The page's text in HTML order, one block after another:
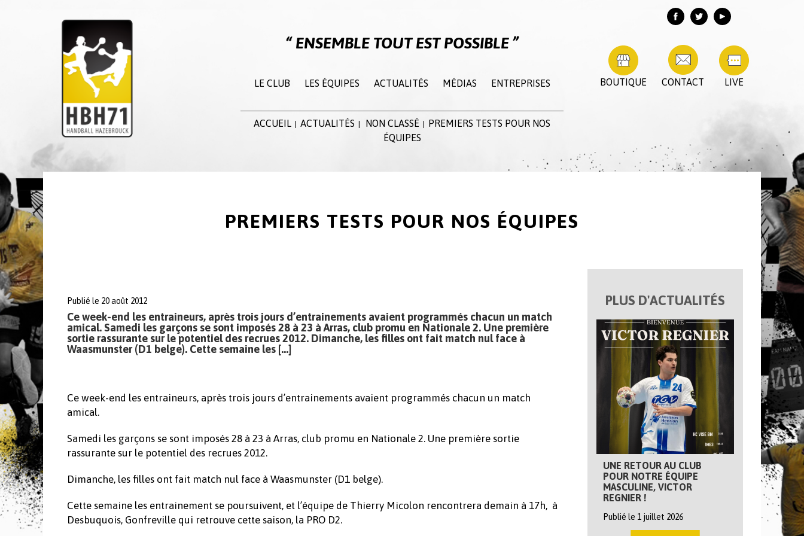
ENSEMBLE TOUT EST POSSIBLE
LE CLUB LES ÉQUIPES ACTUALITÉS MÉDIAS ENTREPRISES
ACCUEIL ACTUALITÉS NON CLASSÉ
PREMIERS TESTS POUR NOS
ÉQUIPES
LIVE
CONTACT
BOUTIQUE
PREMIERS TESTS POUR NOS ÉQUIPES
Publié le 20 août 2012
Ce week-end les entraineurs, après trois jours d’entrainements avaient programmés chacun un match
amical. Samedi les garçons se sont imposés 28 à 23 à Arras, club promu en Nationale 2. Une première
sortie rassurante sur le potentiel des recrues 2012. Dimanche, les filles ont fait match nul face à
Waasmunster (D1 belge). Cette semaine les […]
Ce week-end les entraineurs, après trois jours d’entrainements avaient programmés chacun un match
amical.
Samedi les garçons se sont imposés 28 à 23 à Arras, club promu en Nationale 2. Une première sortie
rassurante sur le potentiel des recrues 2012.
Dimanche, les filles ont fait match nul face à Waasmunster (D1 belge).
Cette semaine les entrainement se poursuivent, et l’équipe de Thierry Micolon rencontrera demain à 17h, à
Desbuquois, Gonfreville qui retrouve cette saison, la PRO D2.
PLUS D'ACTUALITÉS
UNE RETOUR AU CLUB
POUR NOTRE ÉQUIPE
MASCULINE, VICTOR
REGNIER !
Publié le 1 juillet 2026